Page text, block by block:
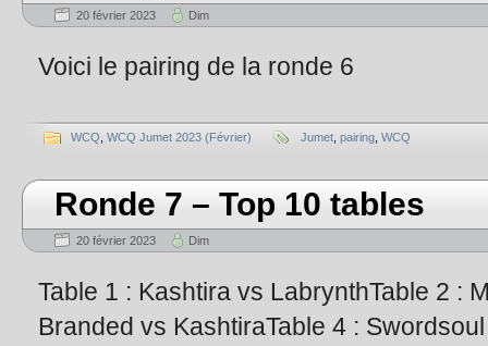
20 février 2023 Dim
Voici le pairing de la ronde 6
WCQ WCQ Jumet 2023 (Février) Jumet pairing WCQ
Ronde 7 – Top 10 tables
20 février 2023 Dim
Table 1 : Kashtira vs LabrynthTable 2 :
Branded vs KashtiraTable 4 :